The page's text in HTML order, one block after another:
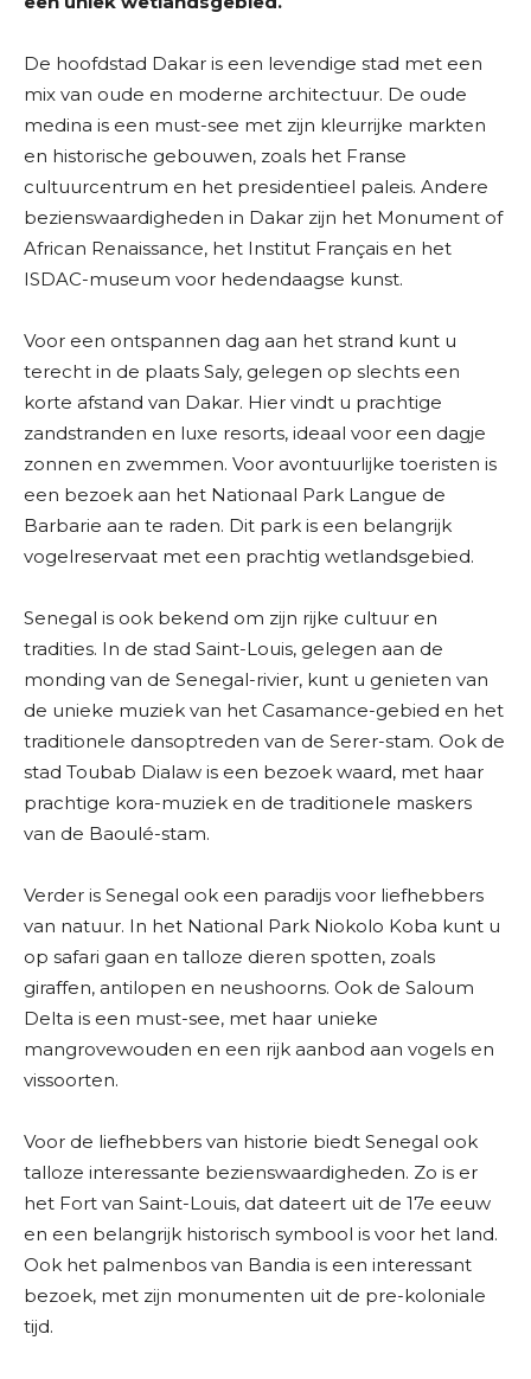
De hoofdstad Dakar is een levendige stad met een
mix van oude en moderne architectuur. De oude
medina is een must-see met zijn kleurrijke markten
en historische gebouwen, zoals het Franse
cultuurcentrum en het presidentieel paleis. Andere
bezienswaardigheden in Dakar zijn het Monument of
African Renaissance, het Institut Français en het
ISDAC-museum voor hedendaagse kunst.
Voor een ontspannen dag aan het strand kunt u
terecht in de plaats Saly, gelegen op slechts een
korte afstand van Dakar. Hier vindt u prachtige
zandstranden en luxe resorts, ideaal voor een dagje
zonnen en zwemmen. Voor avontuurlijke toeristen is
een bezoek aan het Nationaal Park Langue de
Barbarie aan te raden. Dit park is een belangrijk
vogelreservaat met een prachtig wetlandsgebied.
Senegal is ook bekend om zijn rijke cultuur en
tradities. In de stad Saint-Louis, gelegen aan de
monding van de Senegal-rivier, kunt u genieten van
de unieke muziek van het Casamance-gebied en het
traditionele dansoptreden van de Serer-stam. Ook de
stad Toubab Dialaw is een bezoek waard, met haar
prachtige kora-muziek en de traditionele maskers
van de Baoulé-stam.
Verder is Senegal ook een paradijs voor liefhebbers
van natuur. In het National Park Niokolo Koba kunt u
op safari gaan en talloze dieren spotten, zoals
giraffen, antilopen en neushoorns. Ook de Saloum
Delta is een must-see, met haar unieke
mangrovewouden en een rijk aanbod aan vogels en
vissoorten.
Voor de liefhebbers van historie biedt Senegal ook
talloze interessante bezienswaardigheden. Zo is er
het Fort van Saint-Louis, dat dateert uit de 17e eeuw
en een belangrijk historisch symbool is voor het land.
Ook het palmenbos van Bandia is een interessant
bezoek, met zijn monumenten uit de pre-koloniale
tijd.